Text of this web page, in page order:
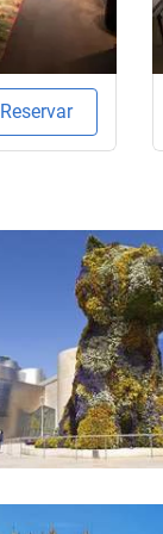
Reservar